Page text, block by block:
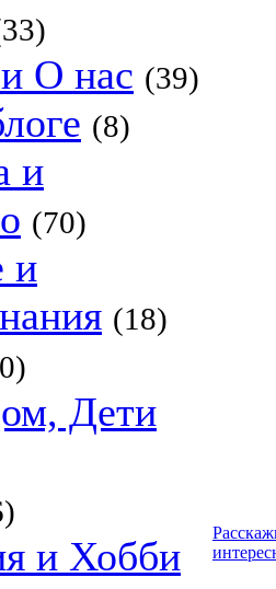
О нас (39)
(8)
и
(70)
и
(18)
Дети
и Хобби